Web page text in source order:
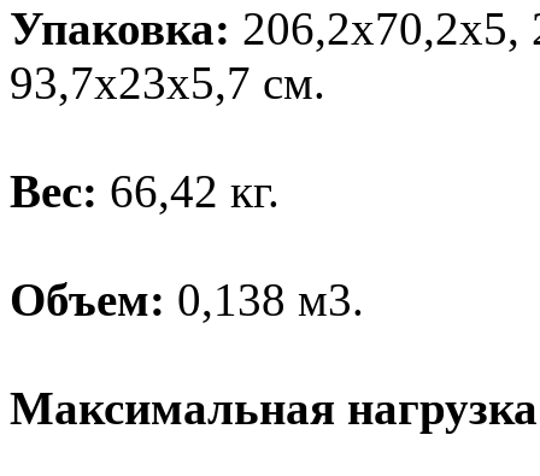
Упаковка: 206,2х70,2х5,
93,7х23х5,7 см.
Вес: 66,42 кг.
Объем: 0,138 м3.
Максимальная